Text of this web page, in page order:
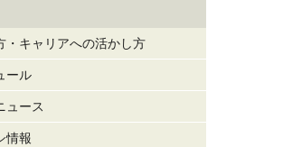
・キャリアへの活かし方
ール
ュース
情報